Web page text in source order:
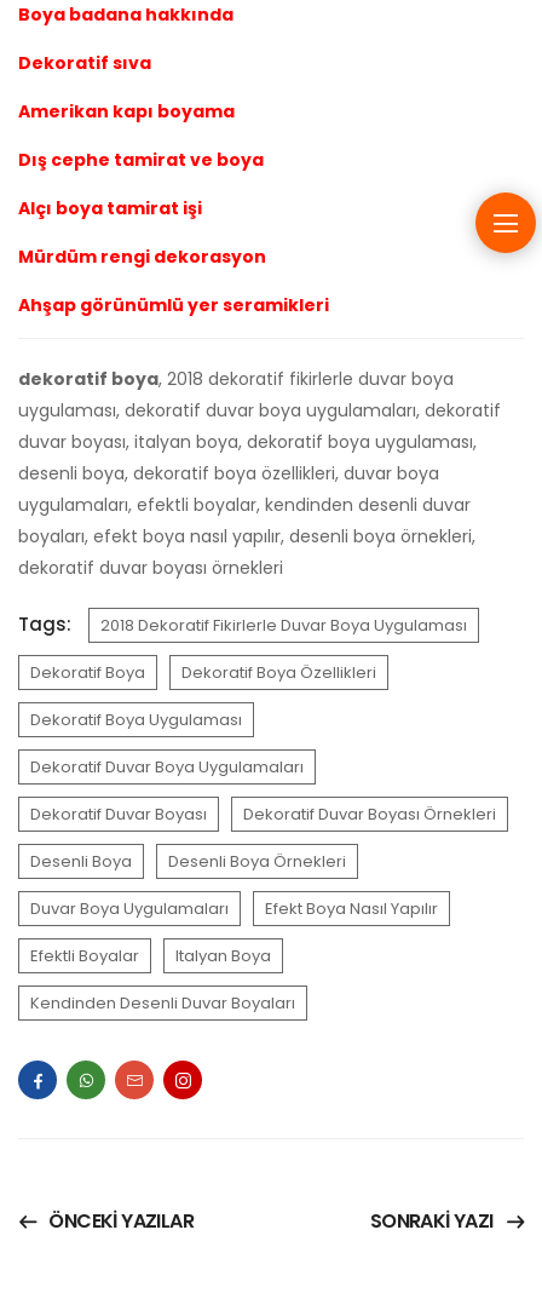
Boya badana hakkında
Dekoratif sıva
Amerikan kapı boyama
Dış cephe tamirat ve boya
Alçı boya tamirat işi
Mürdüm rengi dekorasyon
Ahşap görünümlü yer seramikleri
dekoratif boya, 2018 dekoratif fikirlerle duvar boya
uygulaması, dekoratif duvar boya uygulamaları, dekoratif
duvar boyası, italyan boya, dekoratif boya uygulaması,
desenli boya, dekoratif boya özellikleri, duvar boya
uygulamaları, efektli boyalar, kendinden desenli duvar
boyaları, efekt boya nasıl yapılır, desenli boya örnekleri,
dekoratif duvar boyası örnekleri
Tags: 2018 Dekoratif Fikirlerle Duvar Boya Uygulaması
Dekoratif Boya Dekoratif Boya Özellikleri
Dekoratif Boya Uygulaması
Dekoratif Duvar Boya Uygulamaları
Dekoratif Duvar Boyası Dekoratif Duvar Boyası Örnekleri
Desenli Boya Desenli Boya Örnekleri
Duvar Boya Uygulamaları Efekt Boya Nasıl Yapılır
Efektli Boyalar Italyan Boya
Kendinden Desenli Duvar Boyaları
ÖNCEKI YAZILAR SONRAKI YAZI